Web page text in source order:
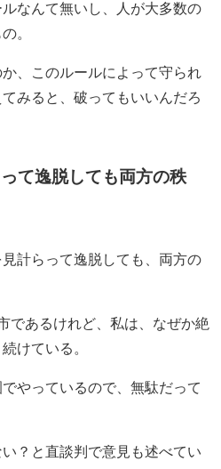
なんて無いし、人が大多数の
。
、このルールによって守られ
みると、破ってもいいんだろ
て逸脱しても両方の秩
計らって逸脱しても、両方の
であるけれど、私は、なぜか絶
けている。
やっているので、無駄だって
？と直談判で意見も述べてい